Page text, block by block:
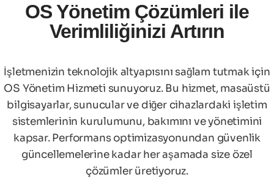
OS Yönetim Çözümleri ile
Verimliliğinizi Artırın
İşletmenizin teknolojik altyapısını sağlam tutmak için
OS Yönetim Hizmeti sunuyoruz. Bu hizmet, masaüstü
bilgisayarlar, sunucular ve diğer cihazlardaki işletim
sistemlerinin kurulumunu, bakımını ve yönetimini
kapsar. Performans optimizasyonundan güvenlik
güncellemelerine kadar her aşamada size özel
çözümler üretiyoruz.